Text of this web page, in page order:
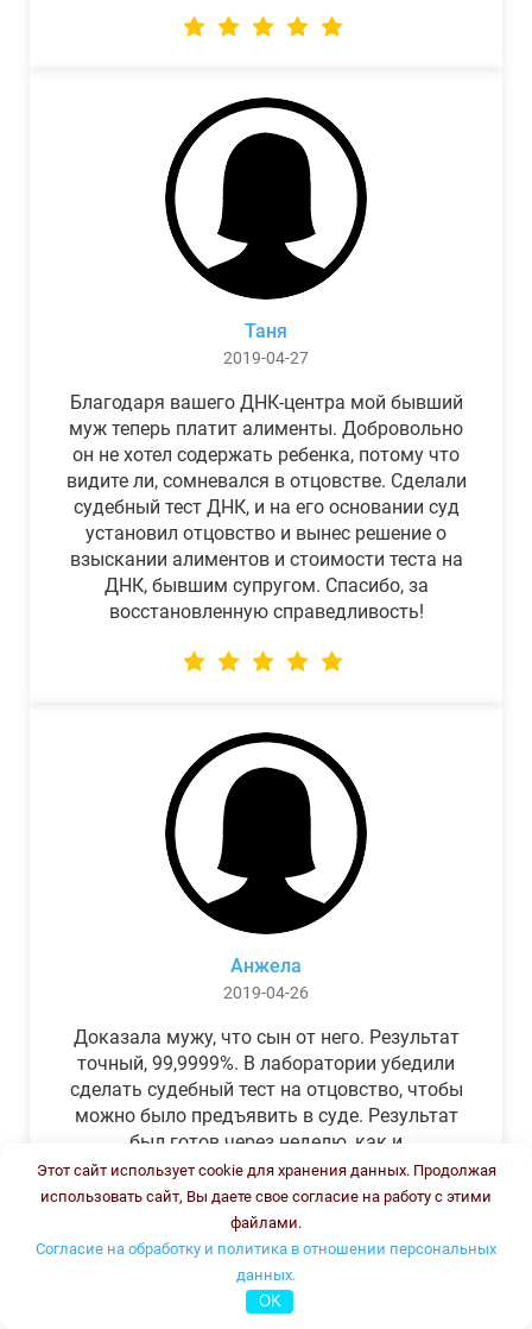
Таня
2019-04-27
Благодаря вашего ДНК-центра мой бывший
муж теперь платит алименты. Добровольно
он не хотел содержать ребенка, потому что
видите ли, сомневался в отцовстве. Сделали
судебный тест ДНК, и на его основании суд
установил отцовство и вынес решение о
взыскании алиментов и стоимости теста на
ДНК, бывшим супругом. Спасибо, за
восстановленную справедливость!
Анжела
2019-04-26
Доказала мужу, что сын от него. Результат
точный, 99,9999%. В лаборатории убедили
сделать судебный тест на отцовство, чтобы
можно было предъявить в суде. Результат
был готов через неделю, как и
обещали.Теперь муж бегает и извиняется.
Этот сайт использует cookie для хранения данных. Продолжая
использовать сайт, Вы даете свое согласие на работу с этими
файлами.
Согласие на обработку и политика в отношении персональных
данных.
OK